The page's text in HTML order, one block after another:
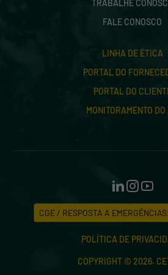
TRABALHE
FALE CONOSCO
LINHA DE ÉTICA
PORTAL DO
PORTAL DO
MONITORAMENTO DO
CGE / RESPOSTA A
POLÍTICA DE
COPYRIGHT © 2026.